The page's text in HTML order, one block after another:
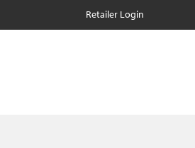
Retailer Login